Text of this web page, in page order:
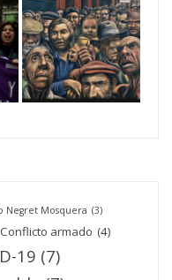
Negret Mosquera (3)
Conflicto armado (4)
19 (7)